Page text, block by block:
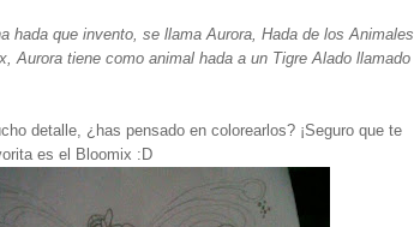
hada que invento, se llama Aurora, Hada de los Animales
Aurora tiene como animal hada a un Tigre Alado llamado
detalle, ¿has pensado en colorearlos? ¡Seguro que te
es el Bloomix :D